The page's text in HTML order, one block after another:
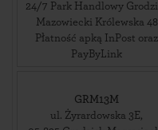
24/7 Park Handlowy
Mazowiecki Królewska 48
Płatność apką InPost oraz
PayByLink
GRM13M
ul. Żyrardowska 3E,